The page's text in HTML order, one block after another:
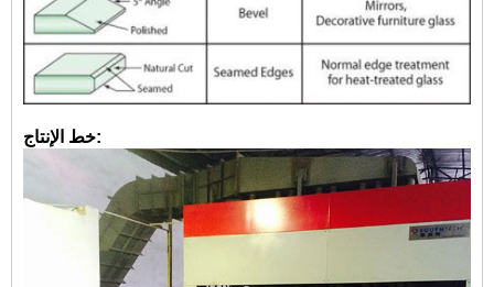
خط الإنتاج: